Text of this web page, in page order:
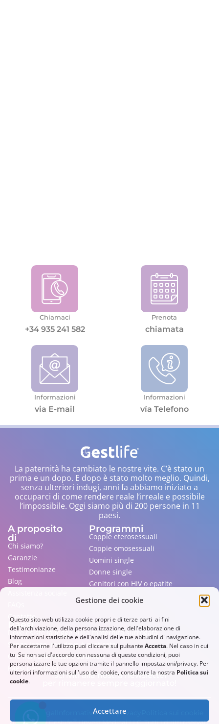
Gestione dei cookie
Questo sito web utilizza cookie propri e di terze parti ai fini
dell'archiviazione, della personalizzazione, dell'elaborazione di
informazioni statistiche e dell'analisi delle tue abitudini di navigazione.
Per accettarne l'utilizzo puoi cliccare sul pulsante Accetta. Nel caso in cui
tu Se non sei d'accordo con nessuna di queste condizioni, puoi
personalizzare le tue opzioni tramite il pannello impostazioni/privacy. Per
ulteriori informazioni sull'uso dei cookie, consultare la nostra Politica sui
cookie.
Accettare
Chiamaci
+34 935 241 582
Prenota
chiamata
Informazioni
via E-mail
Informazioni
vía Telefono
La paternità ha cambiato le nostre vite. C’è stato un
prima e un dopo. E dopo è stato molto meglio. Quindi,
senza ulteriori indugi, anni fa abbiamo iniziato a
occuparci di come rendere reale l’irreale e possibile
l’impossibile. Oggi siamo più di 200 persone in 11
paesi.
A proposito
di
Chi siamo?
Garanzie
Testimonianze
Blog
Contatto
Programmi
Coppie eterosessuali
Coppie omosessuali
Uomini single
Donne single
Genitori con HIV o epatite
Paesi
Dove esiste la legge sulla maternità surrogata
Senza legge, ma dove è praticata
Che non ammettono stranieri
Paesi pericolosi
Iscriviti alla nostra newsletter
2013-2026© Gestlife | Invest Medical LLC. Tutti i diritti riservati.
Informativa sulla privacy